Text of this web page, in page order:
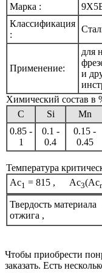
Марка :
Классификация
:
Применение:
для
и
Химический состав в
C
Si Mn
0.85 -
1
0.1 -
0.4
0.15 -
0.45
Температура
Ac1 = 815 , Ac3(Ac
Твердость
отжига ,
Чтобы приобрести
заказать. Есть